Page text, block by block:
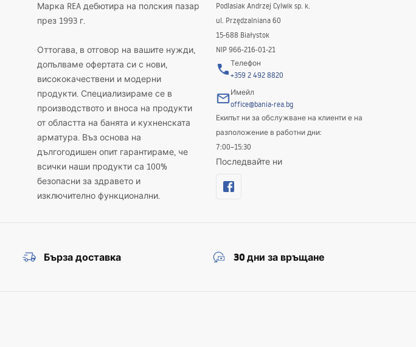
Марка REA дебютира на полския пазар
през 1993 г.
Оттогава, в отговор на вашите нужди,
допълваме офертата си с нови,
висококачествени и модерни
продукти. Специализираме се в
производството и вноса на продукти
от областта на банята и кухненската
арматура. Въз основа на
дългогодишен опит гарантираме, че
всички наши продукти са 100%
безопасни за здравето и
изключително функционални.
Podlasiak Andrzej Cylwik sp. k.
ul. Przędzalniana 60
15-688 Białystok
NIP 966-216-01-21
Телефон
+359 2 492 8820
Имейл
office@bania-rea.bg
Екипът ни за обслужване на клиенти е на
разположение в работни дни:
7:00–15:30
Последвайте ни
Бърза доставка 30 дни за връщане